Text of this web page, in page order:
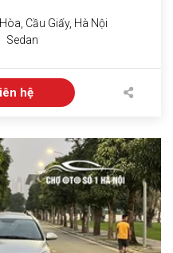
Cầu Giấy, Hà Nội
Sedan
hệ